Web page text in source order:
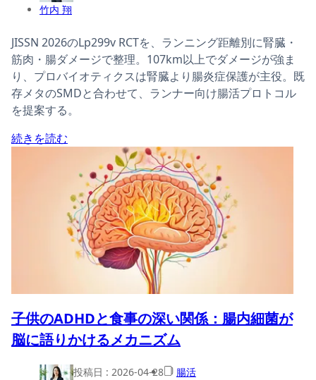
竹内 翔
JISSN 2026のLp299v RCTを、ランニング距離別に腎臓・
筋肉・腸ダメージで整理。107km以上でダメージが強ま
り、プロバイオティクスは腎臓より腸炎症保護が主役。既
存メタのSMDと合わせて、ランナー向け腸活プロトコル
を提案する。
続きを読む
子供のADHDと食事の深い関係：腸内細菌が
脳に語りかけるメカニズム
投稿日 : 2026-04-28 腸活